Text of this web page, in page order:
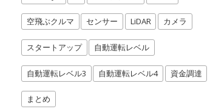
空飛ぶクルマ センサー LiDAR カメラ
スタートアップ 自動運転レベル
自動運転レベル3 自動運転レベル4 資金調達
まとめ